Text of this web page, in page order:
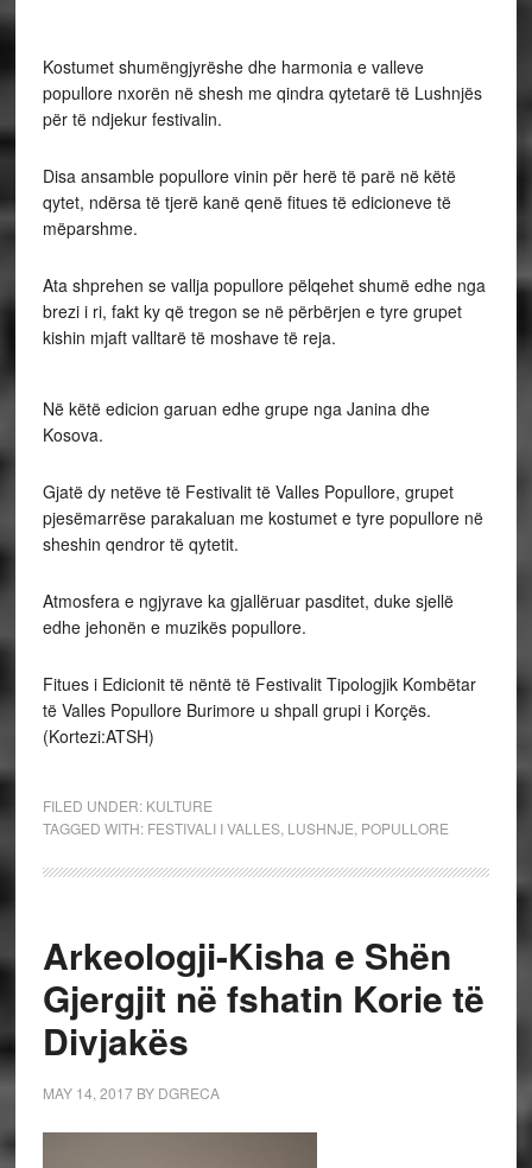
Kostumet shumëngjyrëshe dhe harmonia e valleve
popullore nxorën në shesh me qindra qytetarë të Lushnjës
për të ndjekur festivalin.
Disa ansamble popullore vinin për herë të parë në këtë
qytet, ndërsa të tjerë kanë qenë fitues të edicioneve të
mëparshme.
Ata shprehen se vallja popullore pëlqehet shumë edhe nga
brezi i ri, fakt ky që tregon se në përbërjen e tyre grupet
kishin mjaft valltarë të moshave të reja.
Në këtë edicion garuan edhe grupe nga Janina dhe
Kosova.
Gjatë dy netëve të Festivalit të Valles Popullore, grupet
pjesëmarrëse parakaluan me kostumet e tyre popullore në
sheshin qendror të qytetit.
Atmosfera e ngjyrave ka gjallëruar pasditet, duke sjellë
edhe jehonën e muzikës popullore.
Fitues i Edicionit të nëntë të Festivalit Tipologjik Kombëtar
të Valles Popullore Burimore u shpall grupi i Korçës.
(Kortezi:ATSH)
FILED UNDER: KULTURE
TAGGED WITH: FESTIVALI I VALLES, LUSHNJE POPULLORE
Arkeologji-Kisha e Shën
Gjergjit në fshatin Korie të
Divjakës
MAY 14, 2017BY DGRECA